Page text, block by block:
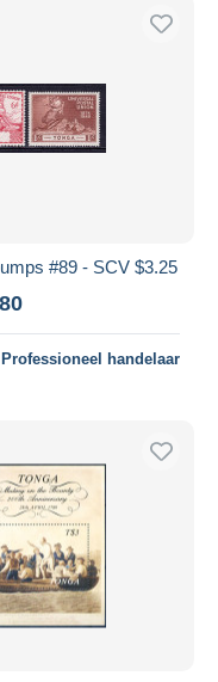
#89 - SCV $3.25
Professioneel handelaar